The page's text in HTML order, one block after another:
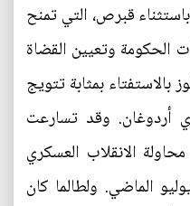
قبرص، التي تمنح
الحكومة وتعيين القضاة
بالاستفتاء بمثابة تتويج
أردوغان. وقد تسارعت
الانقلاب العسكري
الماضي. ولطالما كان